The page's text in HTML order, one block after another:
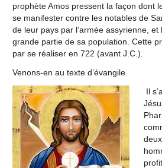
prophète Amos pressent la façon dont
se manifester contre les notables de
de leur pays par l’armée assyrienne, et
grande partie de sa population. Cette
par se réaliser en 722 (avant J.C.).
Venons-en au texte d’évangile.
Il